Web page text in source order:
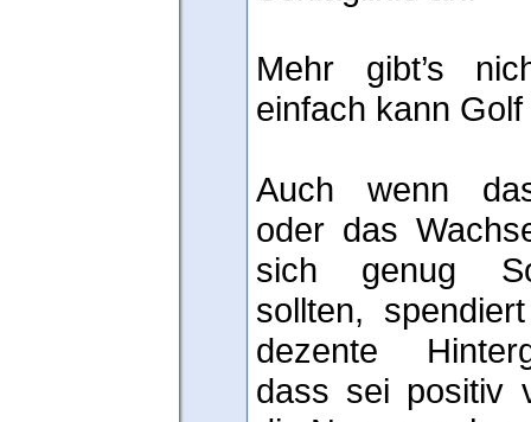
Mehr gibt’s
einfach kann
Auch wenn
oder das
sich genug
sollten,
dezente
dass sei positiv